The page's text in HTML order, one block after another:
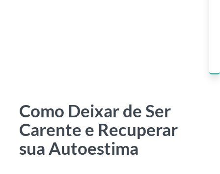
Como Deixar de Ser
Carente e Recuperar
sua Autoestima